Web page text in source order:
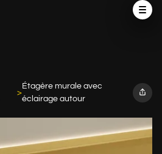
Étagère murale avec
éclairage autour